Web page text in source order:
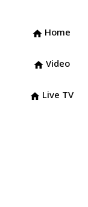
home Home
home Video
home Live TV